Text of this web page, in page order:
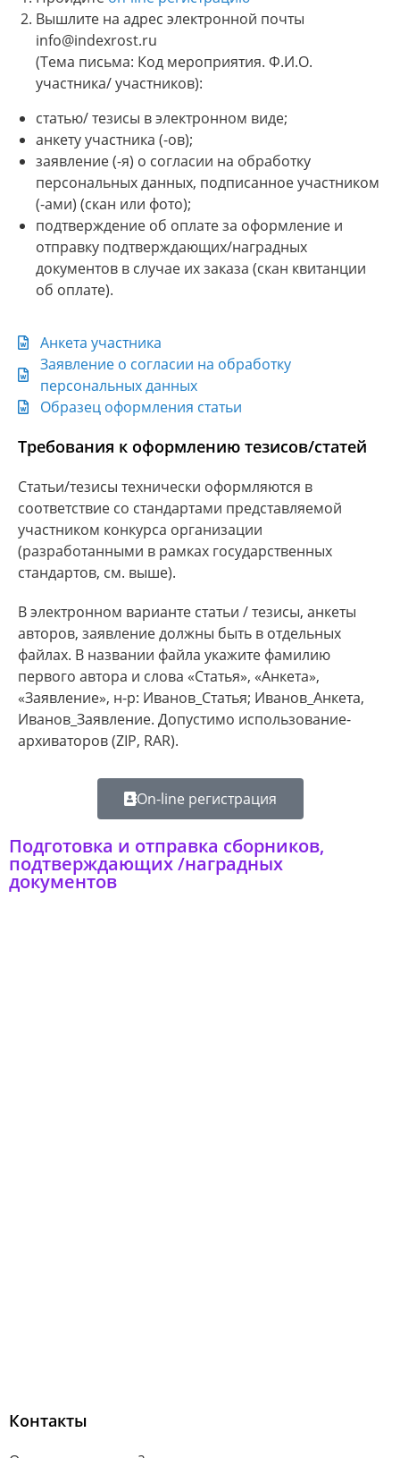
Вышлите на адрес электронной почты
info@indexrost.ru
(Тема письма: Код мероприятия. Ф.И.О.
участника/ участников):
статью/ тезисы в электронном виде;
анкету участника (-ов);
заявление (-я) о согласии на обработку
персональных данных, подписанное участником
(-ами) (скан или фото);
подтверждение об оплате за оформление и
отправку подтверждающих/наградных
документов в случае их заказа (скан квитанции
об оплате).
Анкета участника
Заявление о согласии на обработку
персональных данных
Образец оформления статьи
Требования к оформлению тезисов/статей
Статьи/тезисы технически оформляются в
соответствие со стандартами представляемой
участником конкурса организации
(разработанными в рамках государственных
стандартов, см. выше).
В электронном варианте статьи / тезисы, анкеты
авторов, заявление должны быть в отдельных
файлах. В названии файла укажите фамилию
первого автора и слова «Статья», «Анкета»,
«Заявление», н-р: Иванов_Статья; Иванов_Анкета,
Иванов_Заявление. Допустимо использование-
архиваторов (ZIP, RAR).
On-line регистрация
Подготовка и отправка сборников,
подтверждающих /наградных
документов
Контакты